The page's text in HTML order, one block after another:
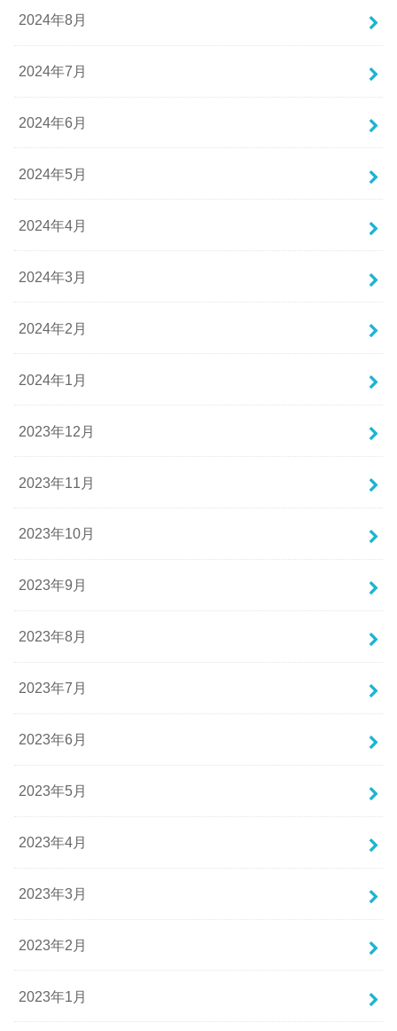
2024年8月
2024年7月
2024年6月
2024年5月
2024年4月
2024年3月
2024年2月
2024年1月
2023年12月
2023年11月
2023年10月
2023年9月
2023年8月
2023年7月
2023年6月
2023年5月
2023年4月
2023年3月
2023年2月
2023年1月